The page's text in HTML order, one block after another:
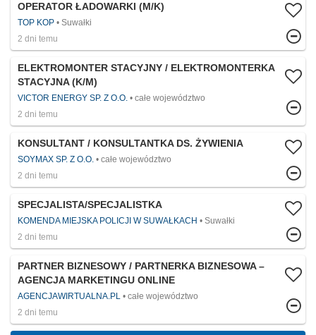
OPERATOR ŁADOWARKI (M/K)
TOP KOP
Suwałki
2 dni temu
ELEKTROMONTER STACYJNY / ELEKTROMONTERKA
STACYJNA (K/M)
VICTOR ENERGY SP. Z O.O.
całe województwo
2 dni temu
KONSULTANT / KONSULTANTKA DS. ŻYWIENIA
SOYMAX SP. Z O.O.
całe województwo
2 dni temu
SPECJALISTA/SPECJALISTKA
KOMENDA MIEJSKA POLICJI W SUWAŁKACH
Suwałki
2 dni temu
PARTNER BIZNESOWY / PARTNERKA BIZNESOWA –
AGENCJA MARKETINGU ONLINE
AGENCJAWIRTUALNA.PL
całe województwo
2 dni temu